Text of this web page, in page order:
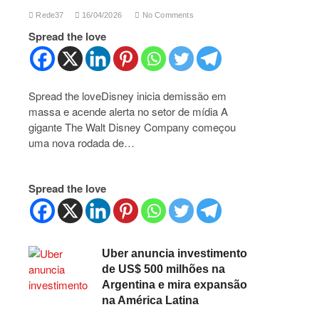
Rede37 16/04/2026 No Comments
Spread the love
Spread the loveDisney inicia demissão em
massa e acende alerta no setor de mídia A
gigante The Walt Disney Company começou
uma nova rodada de…
Spread the love
Uber anuncia investimento
de US$ 500 milhões na
Argentina e mira expansão
na América Latina